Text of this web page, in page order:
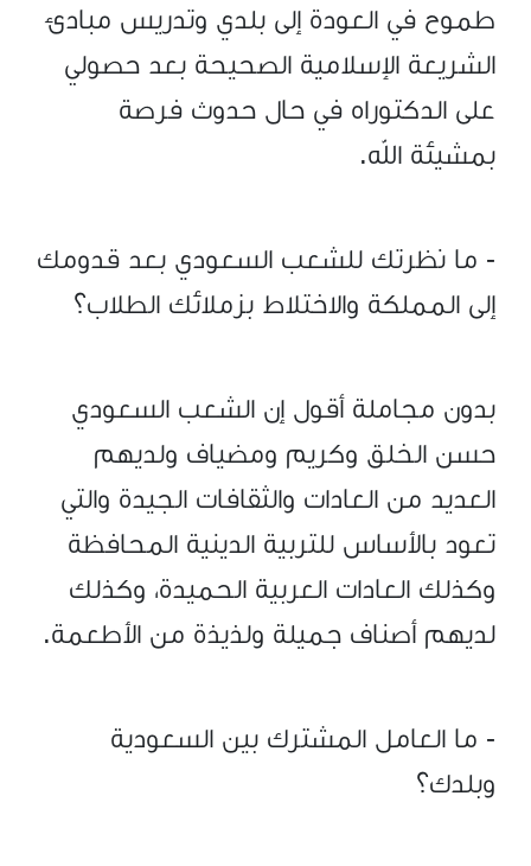
طموح في العودة إلى بلدي وتدريس مبادئ
الشريعة الإسلامية الصحيحة بعد حصولي
على الدكتوراه في حال حدوث فرصة
بمشيئة الله.
- ما نظرتك للشعب السعودي بعد قدومك
إلى المملكة والاختلاط بزملائك الطلاب؟
بدون مجاملة أقول إن الشعب السعودي
حسن الخلق وكريم ومضياف ولديهم
العديد من العادات والثقافات الجيدة والتي
تعود بالأساس للتربية الدينية المحافظة
وكذلك العادات العربية الحميدة، وكذلك
لديهم أصناف جميلة ولذيذة من الأطعمة.
- ما العامل المشترك بين السعودية
وبلدك؟